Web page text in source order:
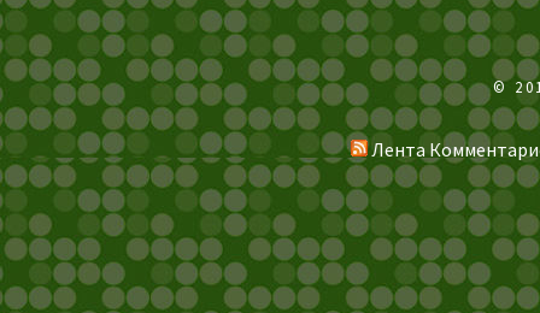
©
Лента